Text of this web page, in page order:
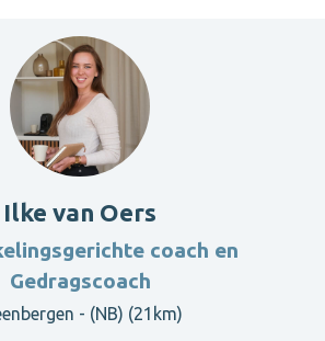
Ilke van Oers
coach en
Gedragscoach
- (NB) (21km)